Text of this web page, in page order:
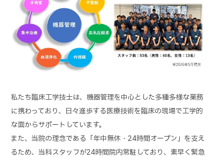
私たち臨床工学技士は、機器管理を中心とした多種多様な業務
に携わっており、日々進歩する医療技術を臨床の現場で工学的
な面からサポートしています。
また、当院の理念である「年中無休・24時間オープン」を支え
るため、当科スタッフが24時間院内常駐しており、素早く緊急